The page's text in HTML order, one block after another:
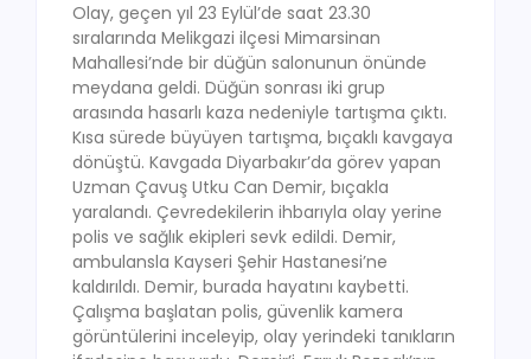
Olay, geçen yıl 23 Eylül’de saat 23.30
sıralarında Melikgazi ilçesi Mimarsinan
Mahallesi’nde bir düğün salonunun önünde
meydana geldi. Düğün sonrası iki grup
arasında hasarlı kaza nedeniyle tartışma çıktı.
Kısa sürede büyüyen tartışma, bıçaklı kavgaya
dönüştü. Kavgada Diyarbakır’da görev yapan
Uzman Çavuş Utku Can Demir, bıçakla
yaralandı. Çevredekilerin ihbarıyla olay yerine
polis ve sağlık ekipleri sevk edildi. Demir,
ambulansla Kayseri Şehir Hastanesi’ne
kaldırıldı. Demir, burada hayatını kaybetti.
Çalışma başlatan polis, güvenlik kamera
görüntülerini inceleyip, olay yerindeki tanıkların